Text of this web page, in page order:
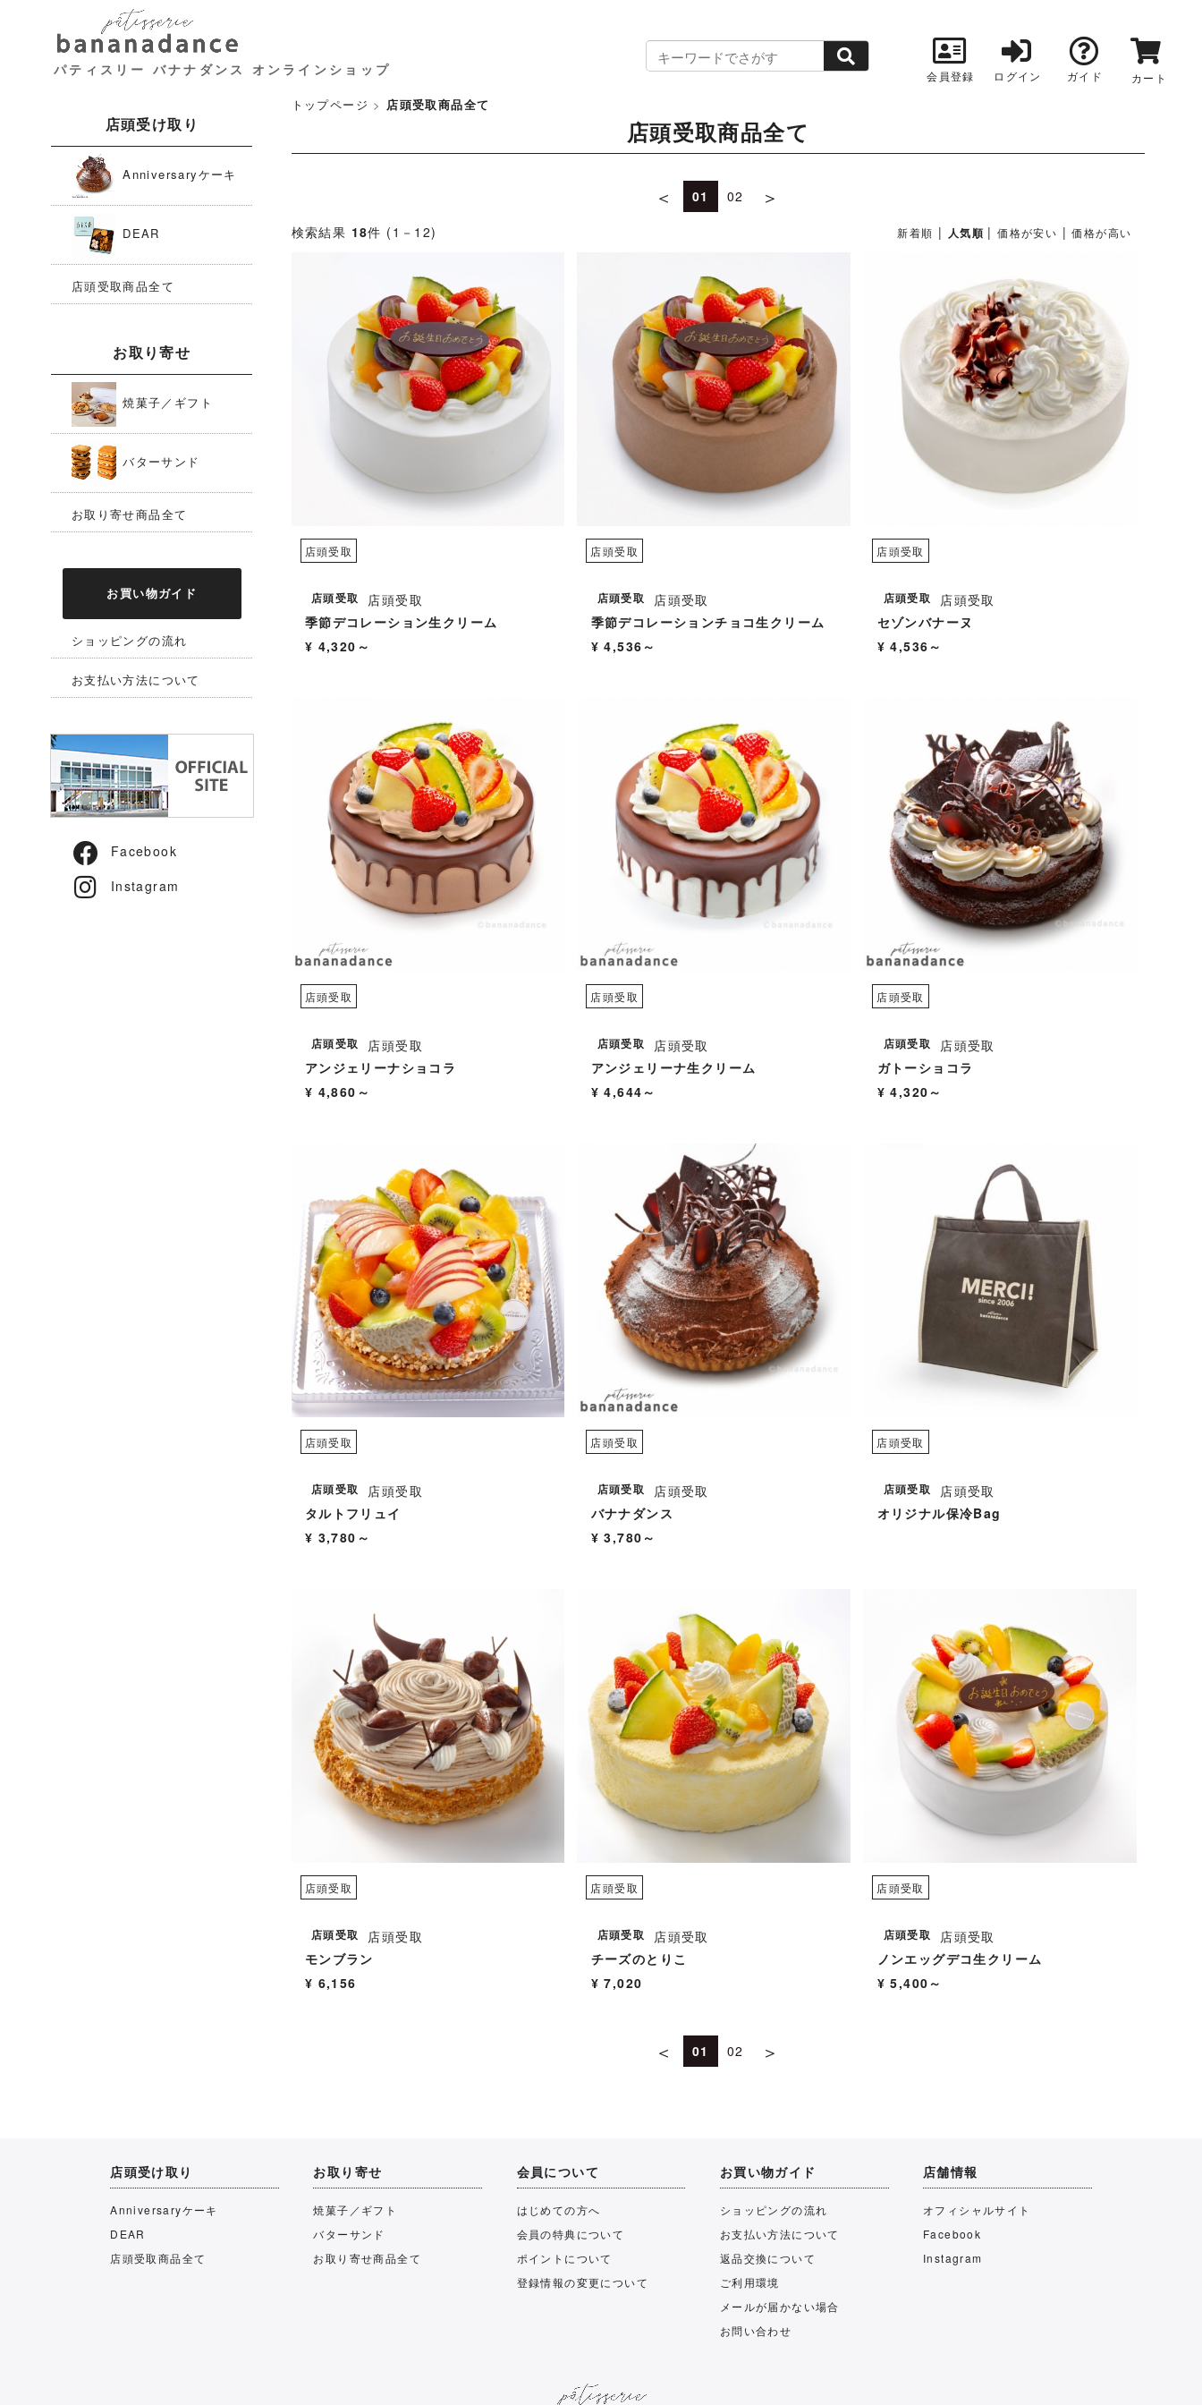
会員登録 ログイン ガイド カート
パティスリー バナナダンス オンラインショップ
店頭受け取り
Anniversaryケーキ
DEAR
店頭受取商品全て
お取り寄せ
焼菓子／ギフト
バターサンド
お取り寄せ商品全て
お買い物ガイド
ショッピングの流れ
お支払い方法について
Facebook
Instagram
トップページ > 店頭受取商品全て
店頭受取商品全て
＜ 01 02 ＞
検索結果 18件 (1－12) 新着順 | 人気順 |価格が安い |価格が高い
店頭受取
店頭受取
店頭受取
季節デコレーション生クリーム
¥ 4,320～
店頭受取
店頭受取
店頭受取
季節デコレーションチョコ生クリーム
¥ 4,536～
店頭受取
店頭受取
店頭受取
セゾンバナーヌ
¥ 4,536～
店頭受取
店頭受取
店頭受取
アンジェリーナショコラ
¥ 4,860～
店頭受取
店頭受取
店頭受取
アンジェリーナ生クリーム
¥ 4,644～
店頭受取
店頭受取
店頭受取
ガトーショコラ
¥ 4,320～
店頭受取
店頭受取
店頭受取
タルトフリュイ
¥ 3,780～
店頭受取
店頭受取
店頭受取
バナナダンス
¥ 3,780～
店頭受取
店頭受取
店頭受取
オリジナル保冷Bag
店頭受取
店頭受取
店頭受取
モンブラン
¥ 6,156
店頭受取
店頭受取
店頭受取
チーズのとりこ
¥ 7,020
店頭受取
店頭受取
店頭受取
ノンエッグデコ生クリーム
¥ 5,400～
＜ 01 02 ＞
店頭受け取り
Anniversaryケーキ
DEAR
店頭受取商品全て
お取り寄せ
焼菓子／ギフト
バターサンド
お取り寄せ商品全て
会員について
はじめての方へ
会員の特典について
ポイントについて
登録情報の変更について
お買い物ガイド
ショッピングの流れ
お支払い方法について
返品交換について
ご利用環境
メールが届かない場合
お問い合わせ
店舗情報
オフィシャルサイト
Facebook
Instagram